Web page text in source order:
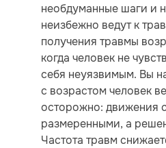
необдуманные шаги и
неизбежно ведут к
получения травмы
когда человек не
себя неуязвимым. Вы
с возрастом человек
осторожно: движения
размеренными, а
Частота травм